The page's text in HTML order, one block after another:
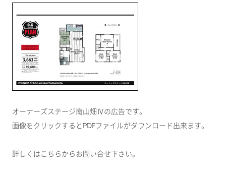
オーナーズステージ南山畑Ⅳの広告です。
画像をクリックするとPDFファイルがダウンロード出来ます。
詳しくはこちらからお問い合せ下さい。